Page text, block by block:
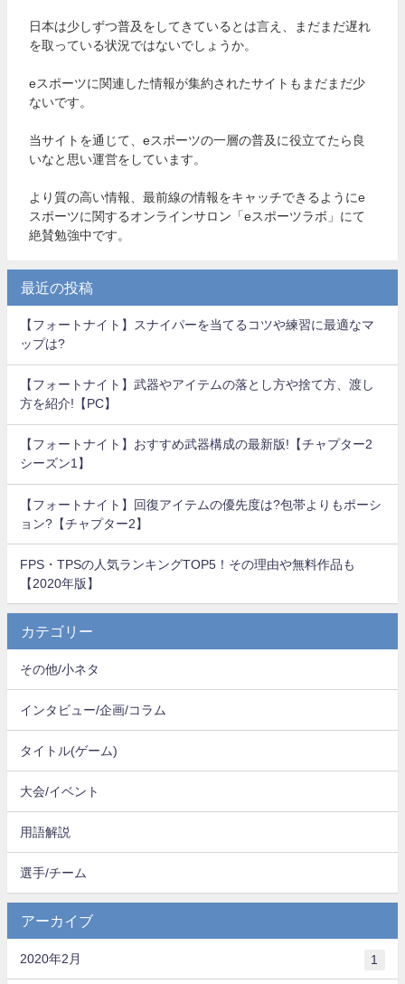
日本は少しずつ普及をしてきているとは言え、まだまだ遅れ
を取っている状況ではないでしょうか。
eスポーツに関連した情報が集約されたサイトもまだまだ少
ないです。
当サイトを通じて、eスポーツの一層の普及に役立てたら良
いなと思い運営をしています。
より質の高い情報、最前線の情報をキャッチできるようにe
スポーツに関するオンラインサロン「eスポーツラボ」にて
絶賛勉強中です。
最近の投稿
【フォートナイト】スナイパーを当てるコツや練習に最適なマ
ップは?
【フォートナイト】武器やアイテムの落とし方や捨て方、渡し
方を紹介!【PC】
【フォートナイト】おすすめ武器構成の最新版!【チャプター2
シーズン1】
【フォートナイト】回復アイテムの優先度は?包帯よりもポーシ
ョン?【チャプター2】
FPS・TPSの人気ランキングTOP5！その理由や無料作品も
【2020年版】
カテゴリー
その他/小ネタ
インタビュー/企画/コラム
タイトル(ゲーム)
大会/イベント
用語解説
選手/チーム
アーカイブ
2020年2月 1